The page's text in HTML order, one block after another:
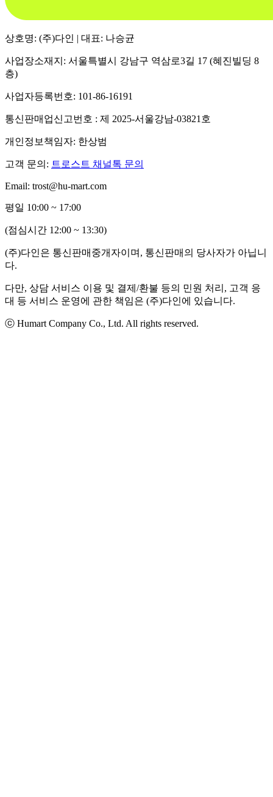
상호명: (주)다인 | 대표: 나승균
사업장소재지: 서울특별시 강남구 역삼로3길 17 (혜진빌딩 8
층)
사업자등록번호: 101-86-16191
통신판매업신고번호 : 제 2025-서울강남-03821호
개인정보책임자: 한상범
고객 문의: 트로스트 채널톡 문의
Email: trost@hu-mart.com
평일 10:00 ~ 17:00
(점심시간 12:00 ~ 13:30)
(주)다인은 통신판매중개자이며, 통신판매의 당사자가 아닙니
다.
다만, 상담 서비스 이용 및 결제/환불 등의 민원 처리, 고객 응
대 등 서비스 운영에 관한 책임은 (주)다인에 있습니다.
ⓒ Humart Company Co., Ltd. All rights reserved.